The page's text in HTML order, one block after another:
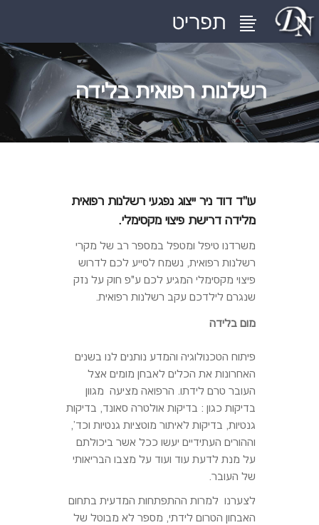
רשלנות רפואית בלידה
עו"ד דוד ניר ייצוג נפגעי רשלנות רפואית
מלידה דרישת פיצוי מקסימלי.
משרדנו טיפל ומטפל במספר רב של מקרי
רשלנות רפואית, נשמח לסייע לכם לדרוש
פיצוי מקסימלי המגיע לכם ע"פ חוק על נזק
שנגרם לילדכם עקב רשלנות רפואית.
מום בלידה
פיתוח הטכנולוגיה והמדע נותנים לנו בשנים
האחרונות את הכלים לאבחן מומים אצל
העובר טרם לידתו. הרפואה מציעה מגוון
בדיקות כגון : בדיקות אולטרה סאונד, בדיקות
גנטיות, בדיקות לאיתור מוטציות גנטיות וכד',
וההורים העתידיים יעשו ככל אשר ביכולתם
על מנת לדעת עוד ועוד על מצבו הבריאותי
של העובר.
לצערנו למרות ההתפתחות המדעית בתחום
האבחון הטרום לידתי, מספר לא מבוטל של